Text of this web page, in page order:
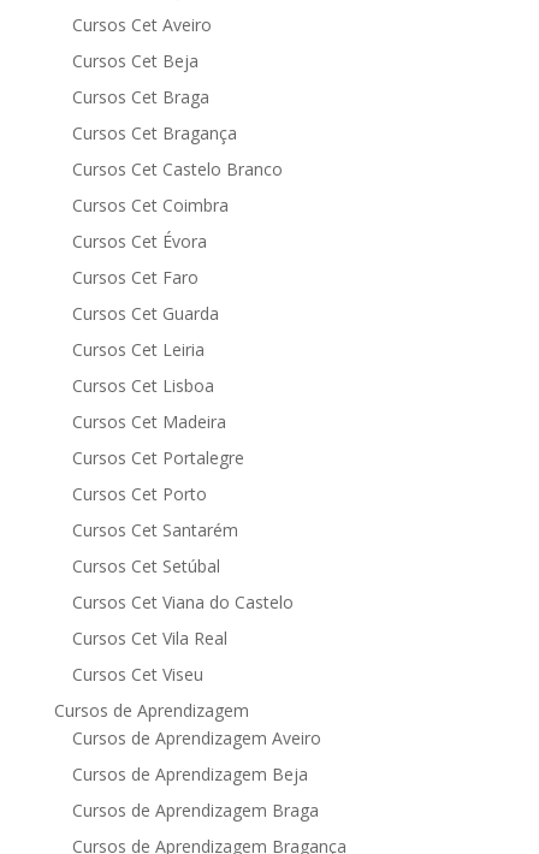
Cursos Cet Aveiro
Cursos Cet Beja
Cursos Cet Braga
Cursos Cet Bragança
Cursos Cet Castelo Branco
Cursos Cet Coimbra
Cursos Cet Évora
Cursos Cet Faro
Cursos Cet Guarda
Cursos Cet Leiria
Cursos Cet Lisboa
Cursos Cet Madeira
Cursos Cet Portalegre
Cursos Cet Porto
Cursos Cet Santarém
Cursos Cet Setúbal
Cursos Cet Viana do Castelo
Cursos Cet Vila Real
Cursos Cet Viseu
Cursos de Aprendizagem
Cursos de Aprendizagem Aveiro
Cursos de Aprendizagem Beja
Cursos de Aprendizagem Braga
Cursos de Aprendizagem Bragança